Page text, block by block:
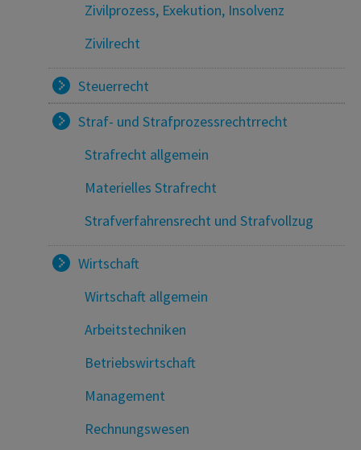
Zivilprozess, Exekution, Insolvenz
Zivilrecht
Steuerrecht
Straf- und Strafprozessrechtrrecht
Strafrecht allgemein
Materielles Strafrecht
Strafverfahrensrecht und Strafvollzug
Wirtschaft
Wirtschaft allgemein
Arbeitstechniken
Betriebswirtschaft
Management
Rechnungswesen